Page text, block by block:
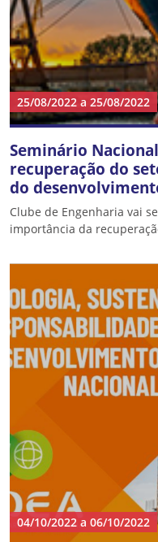
25/08/2022 a 25/08/2022
Seminário
recuperação do
do
Clube de Engenharia vai
importância da
04/10/2022 a 06/10/2022